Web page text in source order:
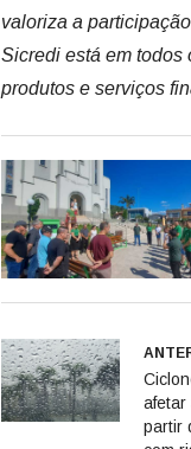
valoriza a
Sicredi está em todos
produtos e serviços
afetar
partir